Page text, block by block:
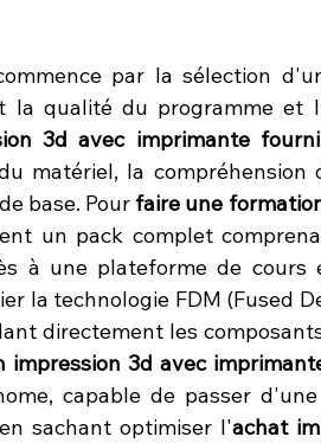
par la sélection
la qualité du programme et
3d avec imprimante
matériel, la compréhension
base. Pour faire une
un pack complet
à une plateforme de cours
la technologie FDM (Fused
directement les
impression 3d avec
capable de passer
sachant optimiser l'achat